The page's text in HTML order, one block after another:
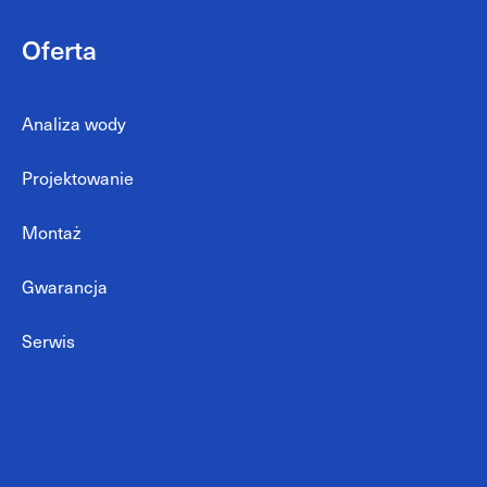
Oferta
Analiza wody
Projektowanie
Montaż
Gwarancja
Serwis